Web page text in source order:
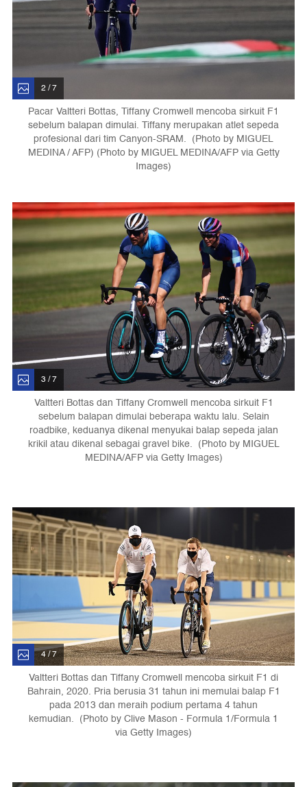
2 / 7
Pacar Valtteri Bottas, Tiffany Cromwell mencoba sirkuit F1
sebelum balapan dimulai. Tiffany merupakan atlet sepeda
profesional dari tim Canyon-SRAM. (Photo by MIGUEL
MEDINA / AFP) (Photo by MIGUEL MEDINA/AFP via Getty
Images)
3 / 7
Valtteri Bottas dan Tiffany Cromwell mencoba sirkuit F1
sebelum balapan dimulai beberapa waktu lalu. Selain
roadbike, keduanya dikenal menyukai balap sepeda jalan
krikil atau dikenal sebagai gravel bike. (Photo by MIGUEL
MEDINA/AFP via Getty Images)
4 / 7
Valtteri Bottas dan Tiffany Cromwell mencoba sirkuit F1 di
Bahrain, 2020. Pria berusia 31 tahun ini memulai balap F1
pada 2013 dan meraih podium pertama 4 tahun
kemudian. (Photo by Clive Mason - Formula 1/Formula 1
via Getty Images)